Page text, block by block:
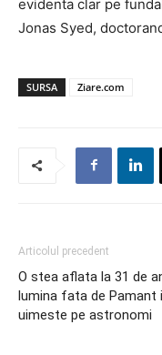
evidenta clar pe
Jonas Syed,
SURSA Ziare.com
Articolul precedent
O stea aflata la 31 de
lumina fata de Pamant
uimeste pe astronomi